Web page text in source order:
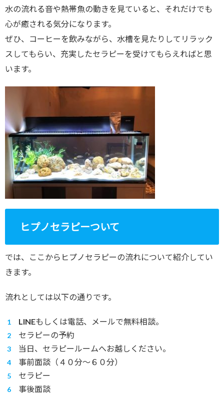
水の流れる音や熱帯魚の動きを見ていると、それだけでも
心が癒される気分になります。
ぜひ、コーヒーを飲みながら、水槽を見たりしてリラック
スしてもらい、充実したセラピーを受けてもらえればと思
います。
ヒプノセラピーついて
では、ここからヒプノセラピーの流れについて紹介してい
きます。
流れとしては以下の通りです。
LINEもしくは電話、メールで無料相談。
セラピーの予約
当日、セラピールームへお越しください。
事前面談（４０分〜６０分）
セラピー
事後面談